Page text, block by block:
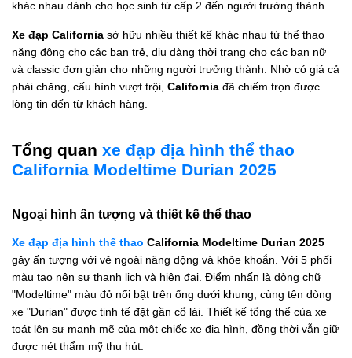
khác nhau dành cho học sinh từ cấp 2 đến người trưởng thành.
Xe đạp California sở hữu nhiều thiết kế khác nhau từ thể thao
năng động cho các bạn trẻ, dịu dàng thời trang cho các bạn nữ
và classic đơn giản cho những người trưởng thành. Nhờ có giá cả
phải chăng, cấu hình vượt trội, California đã chiếm trọn được
lòng tin đến từ khách hàng.
Tổng quan xe đạp địa hình thể thao
California Modeltime Durian 2025
Ngoại hình ấn tượng và thiết kế thể thao
Xe đạp địa hình thể thao California Modeltime Durian 2025
gây ấn tượng với vẻ ngoài năng động và khỏe khoắn. Với 5 phối
màu tạo nên sự thanh lịch và hiện đại. Điểm nhấn là dòng chữ
"Modeltime" màu đỏ nổi bật trên ống dưới khung, cùng tên dòng
xe "Durian" được tinh tế đặt gần cổ lái. Thiết kế tổng thể của xe
toát lên sự mạnh mẽ của một chiếc xe địa hình, đồng thời vẫn giữ
được nét thẩm mỹ thu hút.